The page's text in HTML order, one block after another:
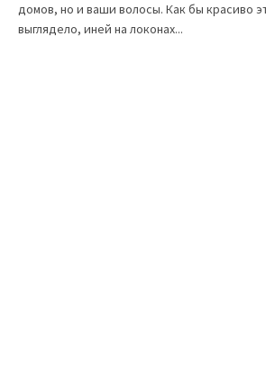
домов, но и ваши волосы. Как бы красиво
выглядело, иней на локонах...